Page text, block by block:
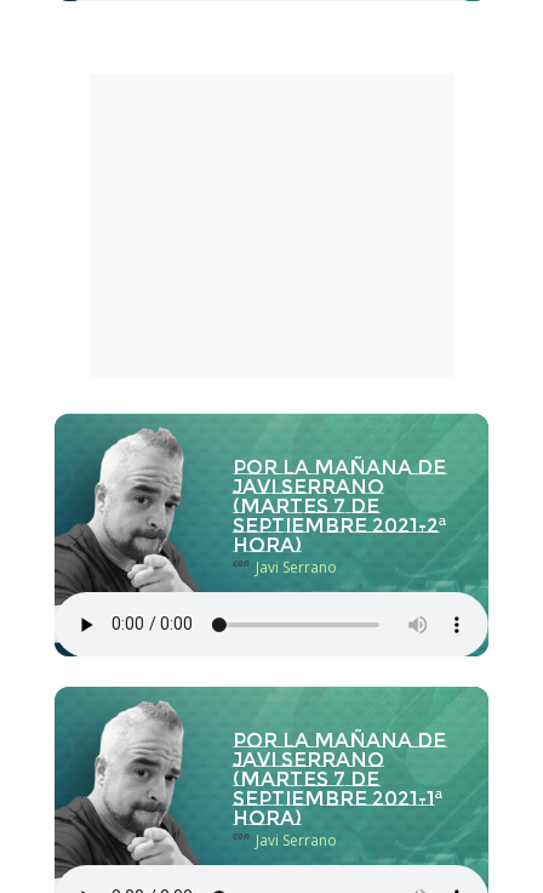
Por la Mañana de
Javi Serrano
(martes 7 de
septiembre 2021-2ª
hora)
con Javi Serrano
Por la Mañana de
Javi Serrano
(martes 7 de
septiembre 2021-1ª
hora)
con Javi Serrano